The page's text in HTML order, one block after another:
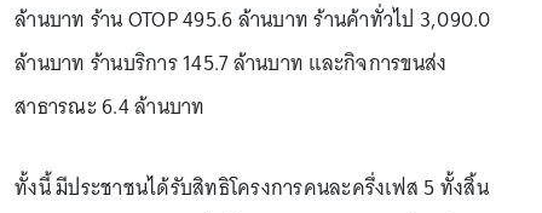
ล้านบาท ร้าน OTOP 495.6 ล้านบาท ร้านค้าทั่วไป 3,090.0
ล้านบาท ร้านบริการ 145.7 ล้านบาท และกิจการขนส่ง
สาธารณะ 6.4 ล้านบาท
ทั้งนี้ มีประชาชนได้รับสิทธิโครงการคนละครึ่งเฟส 5 ทั้งสิ้น